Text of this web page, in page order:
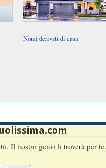
Nomi derivati di casa
Il nostro genio li troverà per te.